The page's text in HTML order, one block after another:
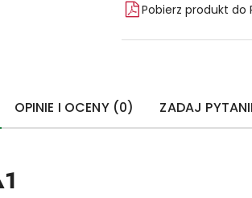
Pobierz produkt do
OPINIE I OCENY (0) ZADAJ